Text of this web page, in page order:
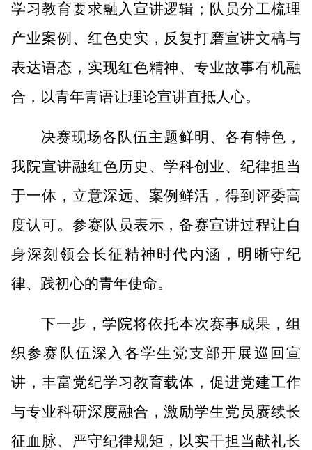
学习教育要求融入宣讲逻辑；队员分工梳理
产业案例、红色史实，反复打磨宣讲文稿与
表达语态，实现红色精神、专业故事有机融
合，以青年青语让理论宣讲直抵人心。
决赛现场各队伍主题鲜明、各有特色，
我院宣讲融红色历史、学科创业、纪律担当
于一体，立意深远、案例鲜活，得到评委高
度认可。参赛队员表示，备赛宣讲过程让自
身深刻领会长征精神时代内涵，明晰守纪
律、践初心的青年使命。
下一步，学院将依托本次赛事成果，组
织参赛队伍深入各学生党支部开展巡回宣
讲，丰富党纪学习教育载体，促进党建工作
与专业科研深度融合，激励学生党员赓续长
征血脉、严守纪律规矩，以实干担当献礼长